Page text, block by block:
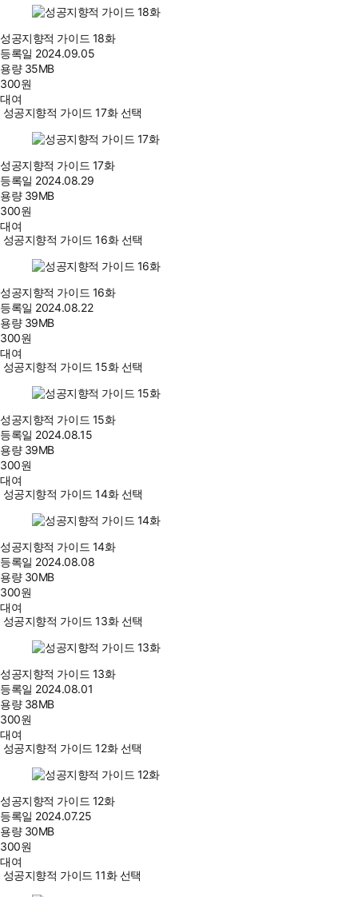
성공지향적 가이드 18화
등록일 2024.09.05
용량 35MB
300원
대여
성공지향적 가이드 17화 선택
성공지향적 가이드 17화
등록일 2024.08.29
용량 39MB
300원
대여
성공지향적 가이드 16화 선택
성공지향적 가이드 16화
등록일 2024.08.22
용량 39MB
300원
대여
성공지향적 가이드 15화 선택
성공지향적 가이드 15화
등록일 2024.08.15
용량 39MB
300원
대여
성공지향적 가이드 14화 선택
성공지향적 가이드 14화
등록일 2024.08.08
용량 30MB
300원
대여
성공지향적 가이드 13화 선택
성공지향적 가이드 13화
등록일 2024.08.01
용량 38MB
300원
대여
성공지향적 가이드 12화 선택
성공지향적 가이드 12화
등록일 2024.07.25
용량 30MB
300원
대여
성공지향적 가이드 11화 선택